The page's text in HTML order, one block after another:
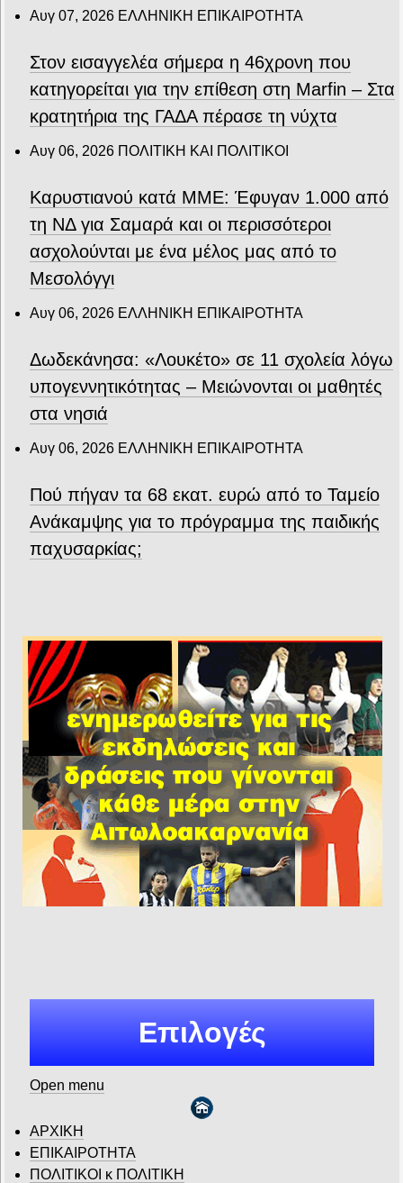
Αυγ 07, 2026 ΕΛΛΗΝΙΚΗ ΕΠΙΚΑΙΡΟΤΗΤΑ
Στον εισαγγελέα σήμερα η 46χρονη που
κατηγορείται για την επίθεση στη Marfin – Στα
κρατητήρια της ΓΑΔΑ πέρασε τη νύχτα
Αυγ 06, 2026 ΠΟΛΙΤΙΚΗ ΚΑΙ ΠΟΛΙΤΙΚΟΙ
Καρυστιανού κατά ΜΜΕ: Έφυγαν 1.000 από
τη ΝΔ για Σαμαρά και οι περισσότεροι
ασχολούνται με ένα μέλος μας από το
Μεσολόγγι
Αυγ 06, 2026 ΕΛΛΗΝΙΚΗ ΕΠΙΚΑΙΡΟΤΗΤΑ
Δωδεκάνησα: «Λουκέτο» σε 11 σχολεία λόγω
υπογεννητικότητας – Μειώνονται οι μαθητές
στα νησιά
Αυγ 06, 2026 ΕΛΛΗΝΙΚΗ ΕΠΙΚΑΙΡΟΤΗΤΑ
Πού πήγαν τα 68 εκατ. ευρώ από το Ταμείο
Ανάκαμψης για το πρόγραμμα της παιδικής
παχυσαρκίας;
Επιλογές
Open menu
ΑΡΧΙΚΗ
ΕΠΙΚΑΙΡΟΤΗΤΑ
ΠΟΛΙΤΙΚΟΙ κ ΠΟΛΙΤΙΚΗ